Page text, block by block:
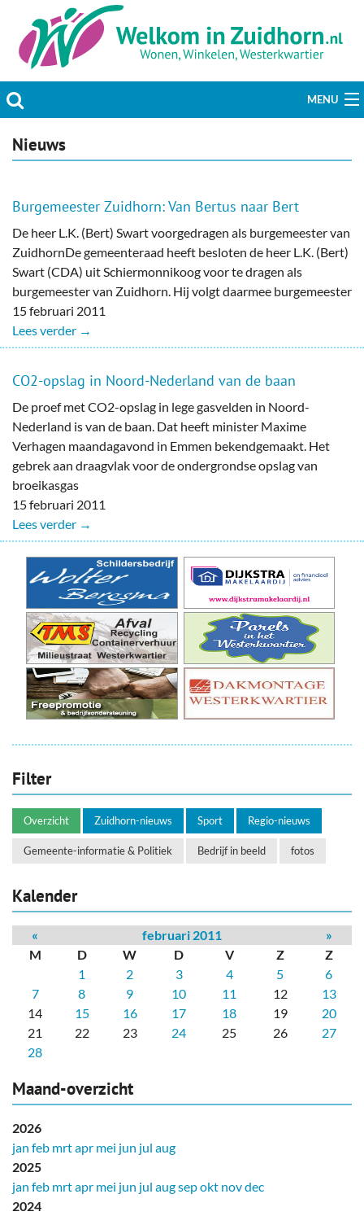
MENU
Actueel
Welzijn & Maatschappij
Bedrijven
Prikbord & Aanbiedingen
Plaats bericht
Nieuws
Burgemeester Zuidhorn: Van Bertus naar Bert
De heer L.K. (Bert) Swart voorgedragen als burgemeester van
ZuidhornDe gemeenteraad heeft besloten de heer L.K. (Bert)
Swart (CDA) uit Schiermonnikoog voor te dragen als
burgemeester van Zuidhorn. Hij volgt daarmee burgemeester
15 februari 2011
Lees verder →
CO2-opslag in Noord-Nederland van de baan
De proef met CO2-opslag in lege gasvelden in Noord-
Nederland is van de baan. Dat heeft minister Maxime
Verhagen maandagavond in Emmen bekendgemaakt. Het
gebrek aan draagvlak voor de ondergrondse opslag van
broeikasgas
15 februari 2011
Lees verder →
Filter
Overzicht Zuidhorn-nieuws Sport Regio-nieuws
Gemeente-informatie & Politiek Bedrijf in beeld fotos
Kalender
« februari 2011
»
M
D W D V Z
Z
1
2 3 4 5
6
7
8 9 10 11 12
13
14
15 16 17 18 19
20
21
22 23 24 25 26
27
28
Maand-overzicht
2026
jan feb mrtapr mei jun jul aug
2025
jan feb mrtapr mei jun jul augsepokt novdec
2024